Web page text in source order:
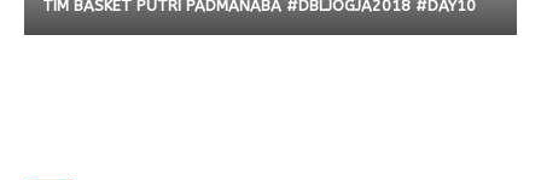
TIM BASKET PUTRI PADMANABA #DBLJOGJA2018 #DAY10